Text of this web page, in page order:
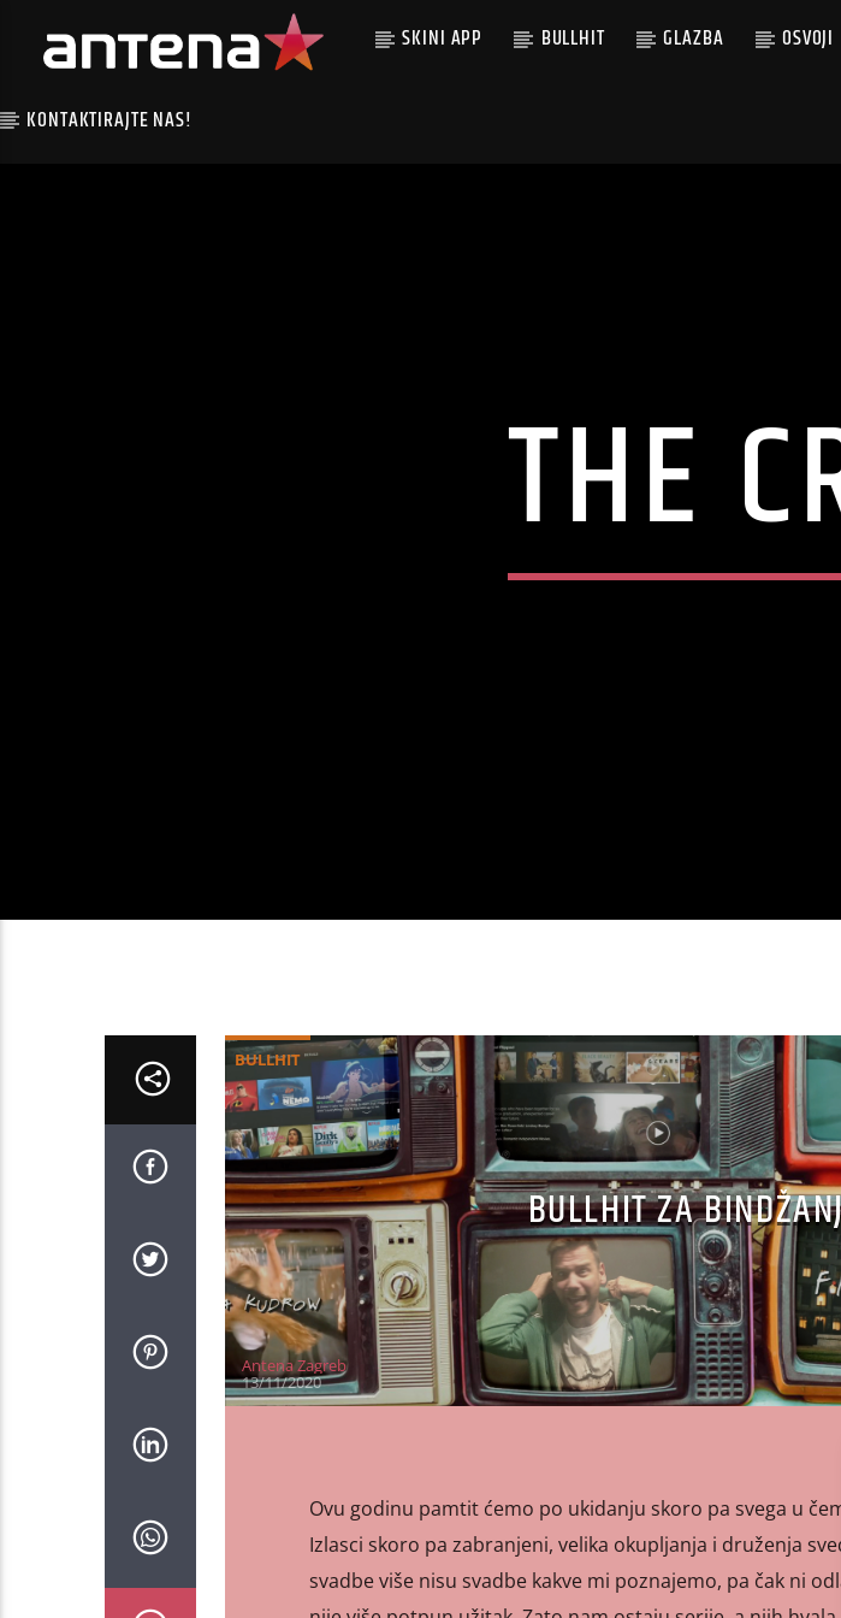
SKINI APP BULLHIT GLAZBA OSVOJI
KONTAKTIRAJTE NAS!
THE
BULLHIT
BULLHIT ZA
Antena Zagreb
13/11/2020
Ovu godinu pamtit ćemo po ukidanju skoro pa svega u
Izlasci skoro pa zabranjeni, velika okupljanja i druženja
svadbe više nisu svadbe kakve mi poznajemo, pa čak ni